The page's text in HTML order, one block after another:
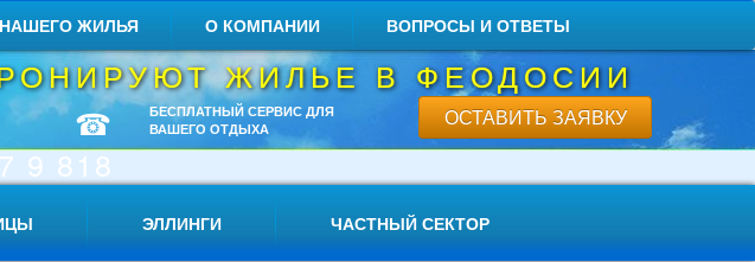
ЖИЛЬЯ О КОМПАНИИ ВОПРОСЫ И ОТВЕТЫ
ЖИЛЬЕ В ФЕОДОСИИ
☎
9 818
БЕСПЛАТНЫЙ СЕРВИС ДЛЯ
ВАШЕГО ОТДЫХА
ОСТАВИТЬ ЗАЯВКУ
ЭЛЛИНГИ ЧАСТНЫЙ СЕКТОР